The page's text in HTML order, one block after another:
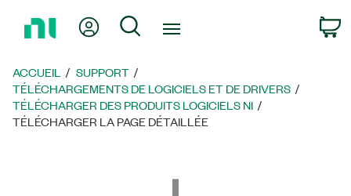
page
d’accueil
Mon compteRechercher
ACCUEIL
SUPPORT
TÉLÉCHARGEMENTS DE LOGICIELS ET DE DRIVERS
TÉLÉCHARGER DES PRODUITS LOGICIELS NI
TÉLÉCHARGER LA PAGE DÉTAILLÉE